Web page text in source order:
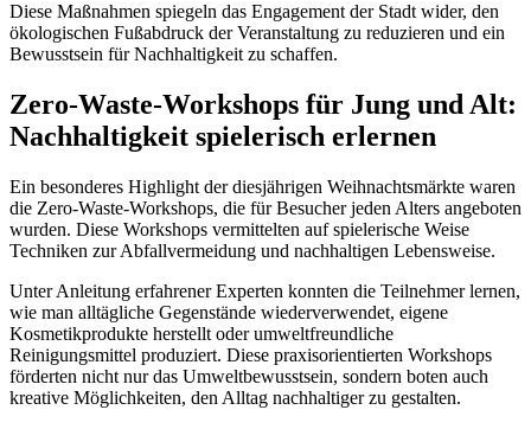
Diese Maßnahmen spiegeln das Engagement der Stadt wider, den
ökologischen Fußabdruck der Veranstaltung zu reduzieren und ein
Bewusstsein für Nachhaltigkeit zu schaffen.
Zero-Waste-Workshops für Jung und Alt:
Nachhaltigkeit spielerisch erlernen
Ein besonderes Highlight der diesjährigen Weihnachtsmärkte waren
die Zero-Waste-Workshops, die für Besucher jeden Alters angeboten
wurden. Diese Workshops vermittelten auf spielerische Weise
Techniken zur Abfallvermeidung und nachhaltigen Lebensweise.
Unter Anleitung erfahrener Experten konnten die Teilnehmer lernen,
wie man alltägliche Gegenstände wiederverwendet, eigene
Kosmetikprodukte herstellt oder umweltfreundliche
Reinigungsmittel produziert. Diese praxisorientierten Workshops
förderten nicht nur das Umweltbewusstsein, sondern boten auch
kreative Möglichkeiten, den Alltag nachhaltiger zu gestalten.